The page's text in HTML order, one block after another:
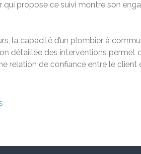
qui propose ce suivi montre son
la capacité d’un plombier à
détaillée des interventions permet
relation de confiance entre le client